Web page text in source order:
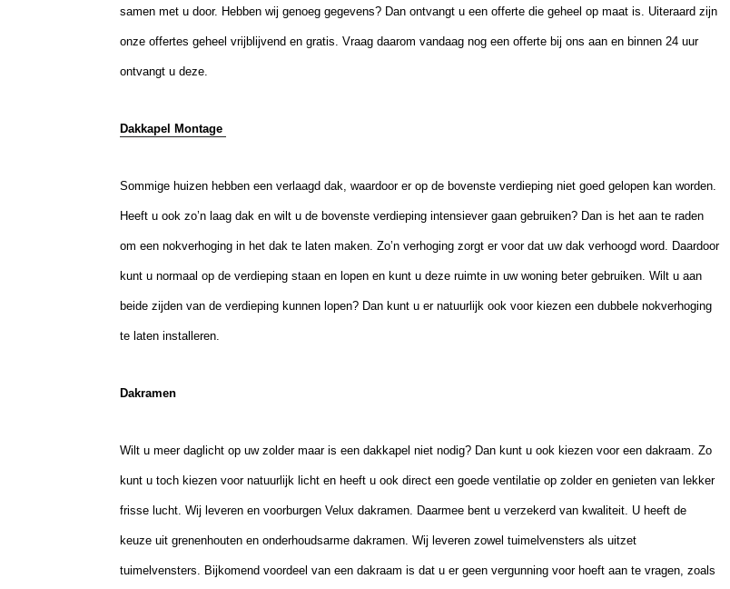
samen met u door. Hebben wij genoeg gegevens? Dan ontvangt u een offerte die geheel op maat is. Uiteraard zijn
onze offertes geheel vrijblijvend en gratis. Vraag daarom vandaag nog een offerte bij ons aan en binnen 24 uur
ontvangt u deze.
Dakkapel Montage
Sommige huizen hebben een verlaagd dak, waardoor er op de bovenste verdieping niet goed gelopen kan worden.
Heeft u ook zo’n laag dak en wilt u de bovenste verdieping intensiever gaan gebruiken? Dan is het aan te raden
om een nokverhoging in het dak te laten maken. Zo’n verhoging zorgt er voor dat uw dak verhoogd word. Daardoor
kunt u normaal op de verdieping staan en lopen en kunt u deze ruimte in uw woning beter gebruiken. Wilt u aan
beide zijden van de verdieping kunnen lopen? Dan kunt u er natuurlijk ook voor kiezen een dubbele nokverhoging
te laten installeren.
Dakramen
Wilt u meer daglicht op uw zolder maar is een dakkapel niet nodig? Dan kunt u ook kiezen voor een dakraam. Zo
kunt u toch kiezen voor natuurlijk licht en heeft u ook direct een goede ventilatie op zolder en genieten van lekker
frisse lucht. Wij leveren en voorburgen Velux dakramen. Daarmee bent u verzekerd van kwaliteit. U heeft de
keuze uit grenenhouten en onderhoudsarme dakramen. Wij leveren zowel tuimelvensters als uitzet
tuimelvensters. Bijkomend voordeel van een dakraam is dat u er geen vergunning voor hoeft aan te vragen, zoals